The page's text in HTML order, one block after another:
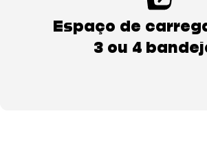
Espaço de
3 ou 4